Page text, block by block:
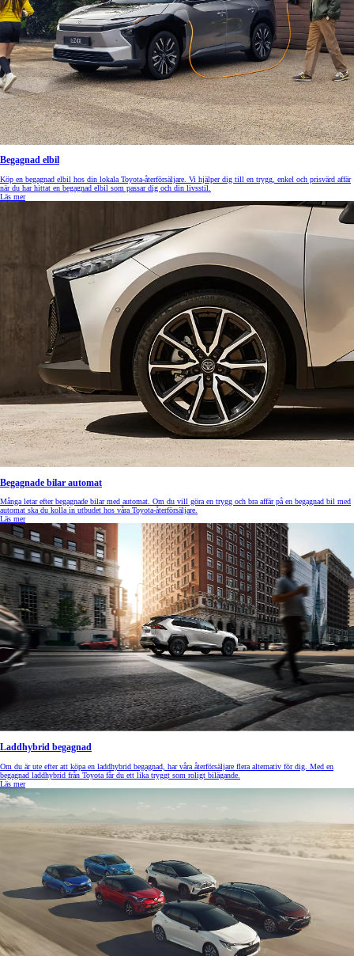
Begagnad elbil
Köp en begagnad elbil hos din lokala Toyota-återförsäljare. Vi hjälper dig till en trygg, enkel och prisvärd affär
när du har hittat en begagnad elbil som passar dig och din livsstil.
Läs mer
Begagnade bilar automat
Många letar efter begagnade bilar med automat. Om du vill göra en trygg och bra affär på en begagnad bil med
automat ska du kolla in utbudet hos våra Toyota-återförsäljare.
Läs mer
Laddhybrid begagnad
Om du är ute efter att köpa en laddhybrid begagnad, har våra återförsäljare flera alternativ för dig. Med en
begagnad laddhybrid från Toyota får du ett lika tryggt som roligt bilägande.
Läs mer